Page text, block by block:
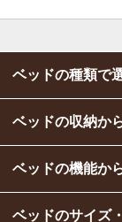
ベッドの種類で
ベッドの収納か
ベッドの機能か
ベッドのサイズ